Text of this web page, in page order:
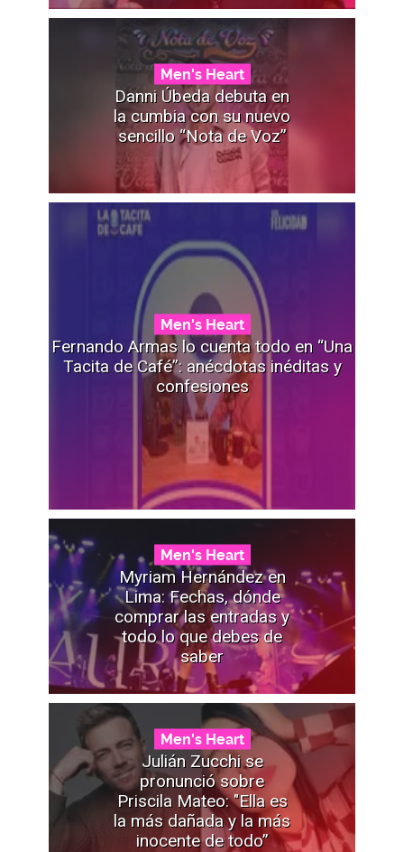
Men's Heart
Danni Úbeda debuta en
la cumbia con su nuevo
sencillo “Nota de Voz”
Men's Heart
Fernando Armas lo cuenta todo en “Una
Tacita de Café”: anécdotas inéditas y
confesiones
Men's Heart
Myriam Hernández en
Lima: Fechas, dónde
comprar las entradas y
todo lo que debes de
saber
Men's Heart
Julián Zucchi se
pronunció sobre
Priscila Mateo: "Ella es
la más dañada y la más
inocente de todo”